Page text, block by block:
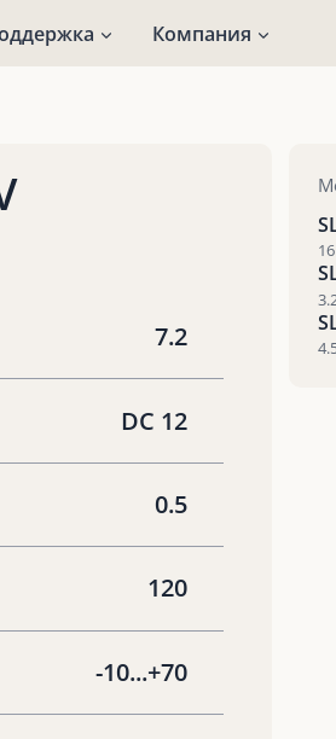
Компания
7.2
DC 12
0.5
120
-10...+70